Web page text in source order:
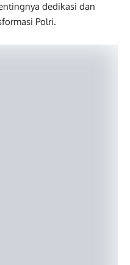
dedikasi dan
Polri.